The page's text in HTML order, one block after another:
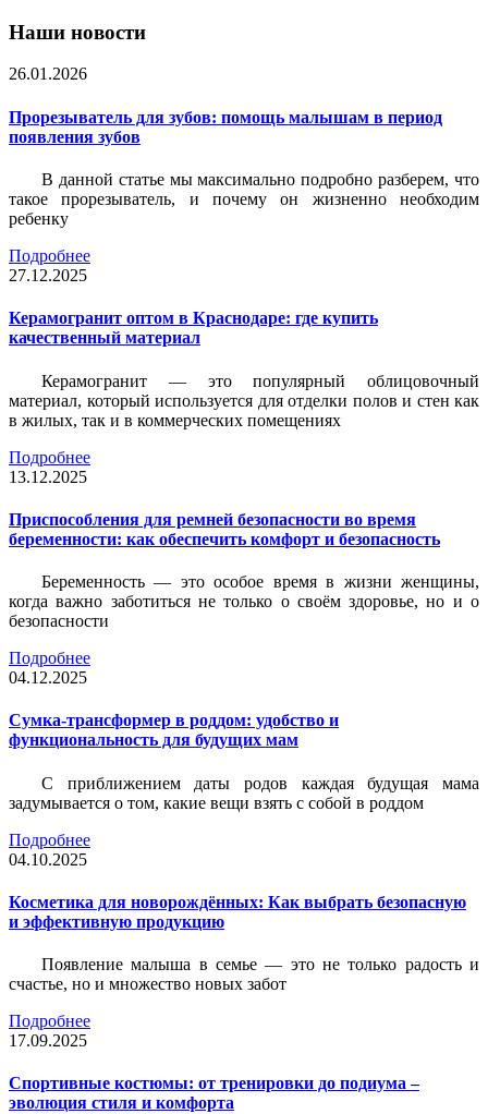
Наши новости
26.01.2026
Прорезыватель для зубов: помощь малышам в период
появления зубов
В данной статье мы максимально подробно разберем, что
такое прорезыватель, и почему он жизненно необходим
ребенку
Подробнее
27.12.2025
Керамогранит оптом в Краснодаре: где купить
качественный материал
Керамогранит — это популярный облицовочный
материал, который используется для отделки полов и стен как
в жилых, так и в коммерческих помещениях
Подробнее
13.12.2025
Приспособления для ремней безопасности во время
беременности: как обеспечить комфорт и безопасность
Беременность — это особое время в жизни женщины,
когда важно заботиться не только о своём здоровье, но и о
безопасности
Подробнее
04.12.2025
Сумка-трансформер в роддом: удобство и
функциональность для будущих мам
С приближением даты родов каждая будущая мама
задумывается о том, какие вещи взять с собой в роддом
Подробнее
04.10.2025
Косметика для новорождённых: Как выбрать безопасную
и эффективную продукцию
Появление малыша в семье — это не только радость и
счастье, но и множество новых забот
Подробнее
17.09.2025
Спортивные костюмы: от тренировки до подиума –
эволюция стиля и комфорта